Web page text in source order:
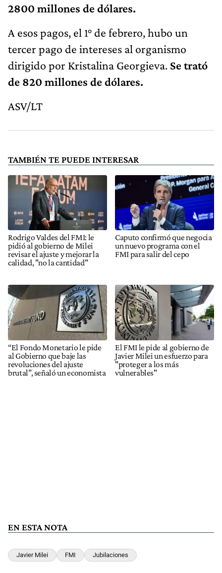
2800 millones de dólares.
A esos pagos, el 1° de febrero, hubo un
tercer pago de intereses al organismo
dirigido por Kristalina Georgieva. Se trató
de 820 millones de dólares.
ASV/LT
TAMBIÉN TE PUEDE INTERESAR
Rodrigo Valdes del FMI: le
pidió al gobierno de Milei
revisar el ajuste y mejorar la
calidad, "no la cantidad"
Caputo confirmó que negocia
un nuevo programa con el
FMI para salir del cepo
“El Fondo Monetario le pide
al Gobierno que baje las
revoluciones del ajuste
brutal”, señaló un economista
El FMI le pide al gobierno de
Javier Milei un esfuerzo para
"proteger a los más
vulnerables"
EN ESTA NOTA
Javier Milei FMI Jubilaciones